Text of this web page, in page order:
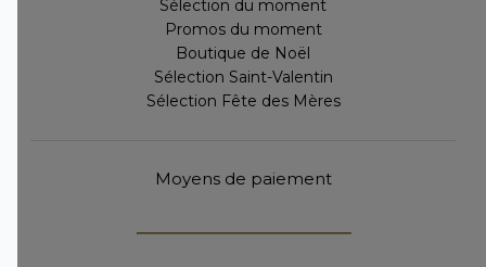
Sélection du moment
Promos du moment
Boutique de Noël
Sélection Saint-Valentin
Sélection Fête des Mères
Moyens de paiement